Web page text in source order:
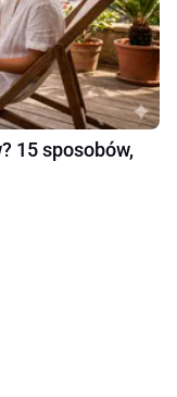
15 sposobów,